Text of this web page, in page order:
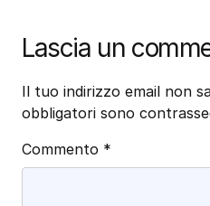
Lascia un
Il tuo indirizzo email non
obbligatori sono
Commento *